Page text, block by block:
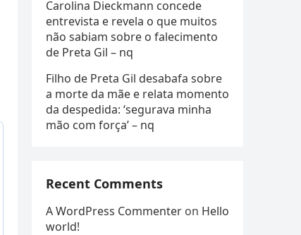
Carolina Dieckmann concede
entrevista e revela o que muitos
não sabiam sobre o falecimento
de Preta Gil – nq
Filho de Preta Gil desabafa sobre
a morte da mãe e relata momento
da despedida: ‘segurava minha
mão com força’ – nq
Recent Comments
A WordPress Commenter on Hello
world!